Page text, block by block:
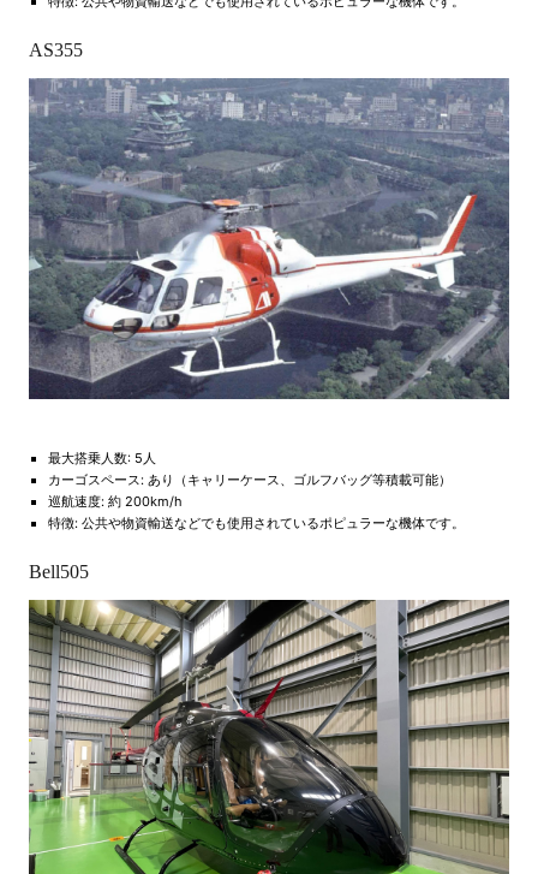
AS355
最大搭乗人数: 5人
カーゴスペース: あり（キャリーケース、ゴルフバッグ等積載可能）
巡航速度: 約 200km/h
特徴: 公共や物資輸送などでも使用されているポピュラーな機体です。
Bell505